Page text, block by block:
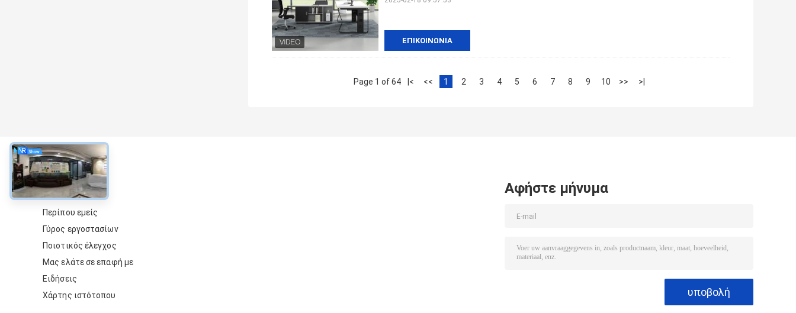
ΕΠΙΚΟΙΝΩΝΊΑ
Page 1 of 64 |< << 1 2 3 4 5 6 7 8 9 10 >> >|
περίπου
Περίπου εμείς
Γύρος εργοστασίων
Ποιοτικός έλεγχος
Μας ελάτε σε επαφή με
Ειδήσεις
Χάρτης ιστότοπου
Αφήστε μήνυμα